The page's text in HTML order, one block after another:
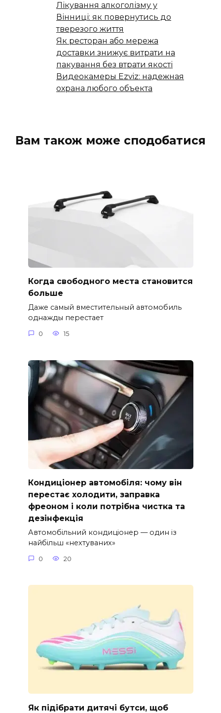
Лікування алкоголізму у
Вінниці: як повернутись до
тверезого життя
Як ресторан або мережа
доставки знижує витрати на
пакування без втрати якості
Видеокамеры Ezviz: надежная
охрана любого объекта
Вам також може сподобатися
Когда свободного места становится
больше
Даже самый вместительный автомобиль
однажды перестает
0 15
Кондиціонер автомобіля: чому він
перестає холодити, заправка
фреоном і коли потрібна чистка та
дезінфекція
Автомобільний кондиціонер — один із
найбільш «нехтуваних»
0 20
Як підібрати дитячі бутси, щоб